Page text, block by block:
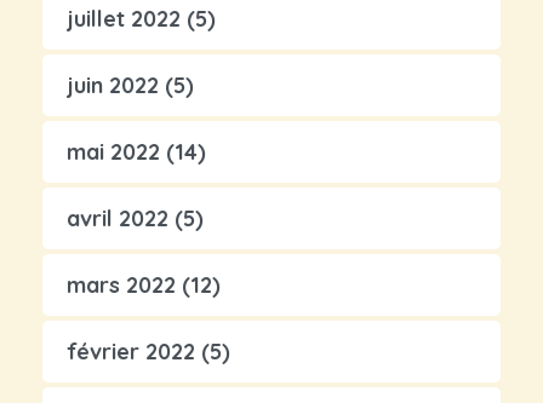
juillet 2022 (5)
juin 2022 (5)
mai 2022 (14)
avril 2022 (5)
mars 2022 (12)
février 2022 (5)